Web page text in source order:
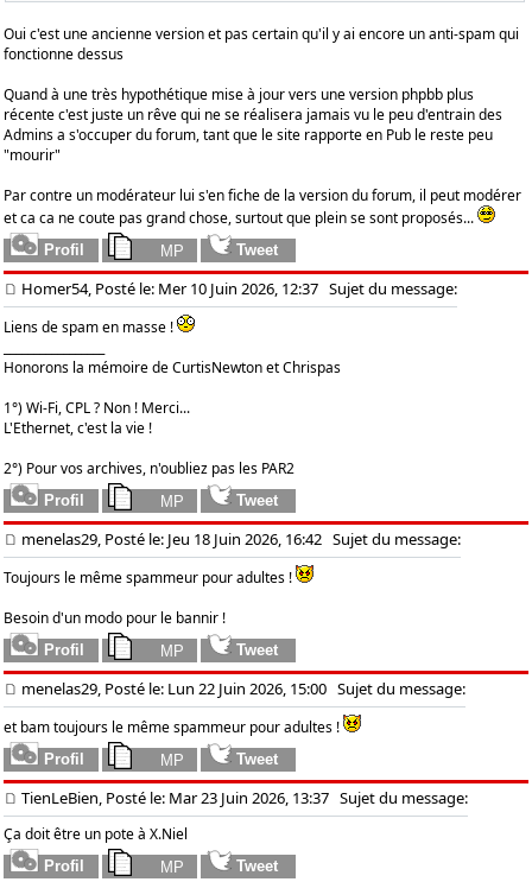
Oui c'est une ancienne version et pas certain qu'il y ai encore un anti-spam qui
fonctionne dessus
Quand à une très hypothétique mise à jour vers une version phpbb plus
récente c'est juste un rêve qui ne se réalisera jamais vu le peu d'entrain des
Admins a s'occuper du forum, tant que le site rapporte en Pub le reste peu
"mourir"
Par contre un modérateur lui s'en fiche de la version du forum, il peut modérer
et ca ca ne coute pas grand chose, surtout que plein se sont proposés...
Homer54, Posté le: Mer 10 Juin 2026, 12:37 Sujet du message:
Liens de spam en masse !
Honorons la mémoire de CurtisNewton et Chrispas
1°) Wi-Fi, CPL ? Non ! Merci...
L'Ethernet, c'est la vie !
2°) Pour vos archives, n'oubliez pas les PAR2
menelas29, Posté le: Jeu 18 Juin 2026, 16:42 Sujet du message:
Toujours le même spammeur pour adultes !
Besoin d'un modo pour le bannir !
menelas29, Posté le: Lun 22 Juin 2026, 15:00 Sujet du message:
et bam toujours le même spammeur pour adultes !
TienLeBien, Posté le: Mar 23 Juin 2026, 13:37 Sujet du message:
Ça doit être un pote à X.Niel